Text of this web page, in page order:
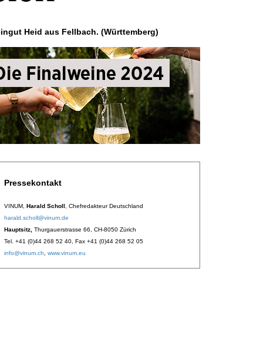
Heid aus Fellbach. (Württemberg)
Pressekontakt
VINUM, Harald Scholl , Chefredakteur Deutschland
harald.scholl@vinum.de
Hauptsitz, Thurgauerstrasse 66, CH-8050 Zürich
Tel. +41 (0)44 268 52 40, Fax +41 (0)44 268 52 05
info@vinum.ch
www.vinum.eu